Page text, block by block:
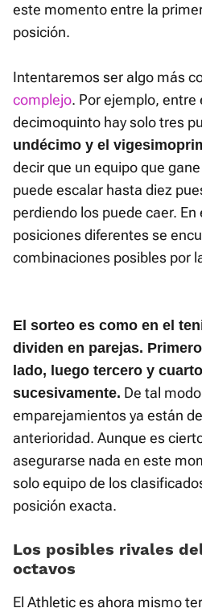
este momento entre la
posición.
Intentaremos ser algo más
complejo. Por ejemplo, entre
decimoquinto hay solo tres
undécimo y el
decir que un equipo que
puede escalar hasta diez
perdiendo los puede caer.
posiciones diferentes se
combinaciones posibles por
El sorteo es como en el
dividen en parejas.
lado, luego tercero y
sucesivamente. De tal
emparejamientos ya están
anterioridad. Aunque es
asegurarse nada en este
solo equipo de los
posición exacta.
Los posibles rivales
octavos
El Athletic es ahora mismo